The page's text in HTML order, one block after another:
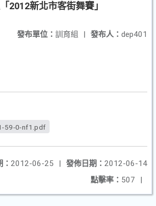
2012新北市客街舞賽」
發布人： dep401
發布單位： 訓育組 |
59-0-nf1.pdf
發佈日期： 2012-06-14
2012-06-25
|
點擊率： 507 |